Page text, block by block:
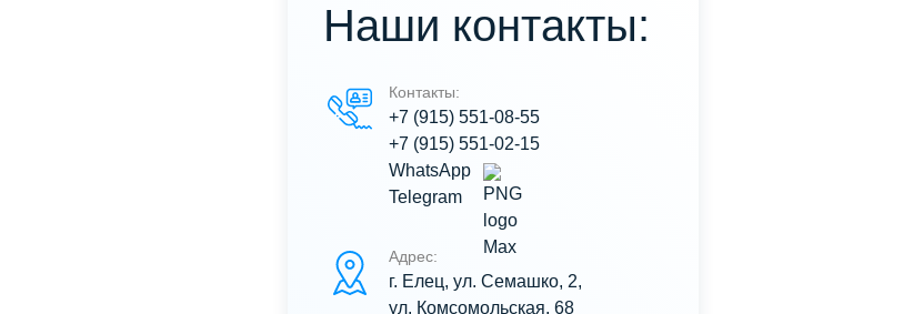
Наши контакты:
Адрес:
г. Елец, ул. Семашко, 2,
ул. Комсомольская, 68
Контакты:
+7 (915) 551-08-55
+7 (915) 551-02-15
WhatsApp
Telegram